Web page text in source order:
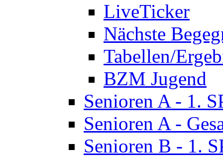
LiveTicker
Nächste
Tabellen/
BZM Jugend
Senioren A - 1.
Senioren A -
Senioren B - 1.